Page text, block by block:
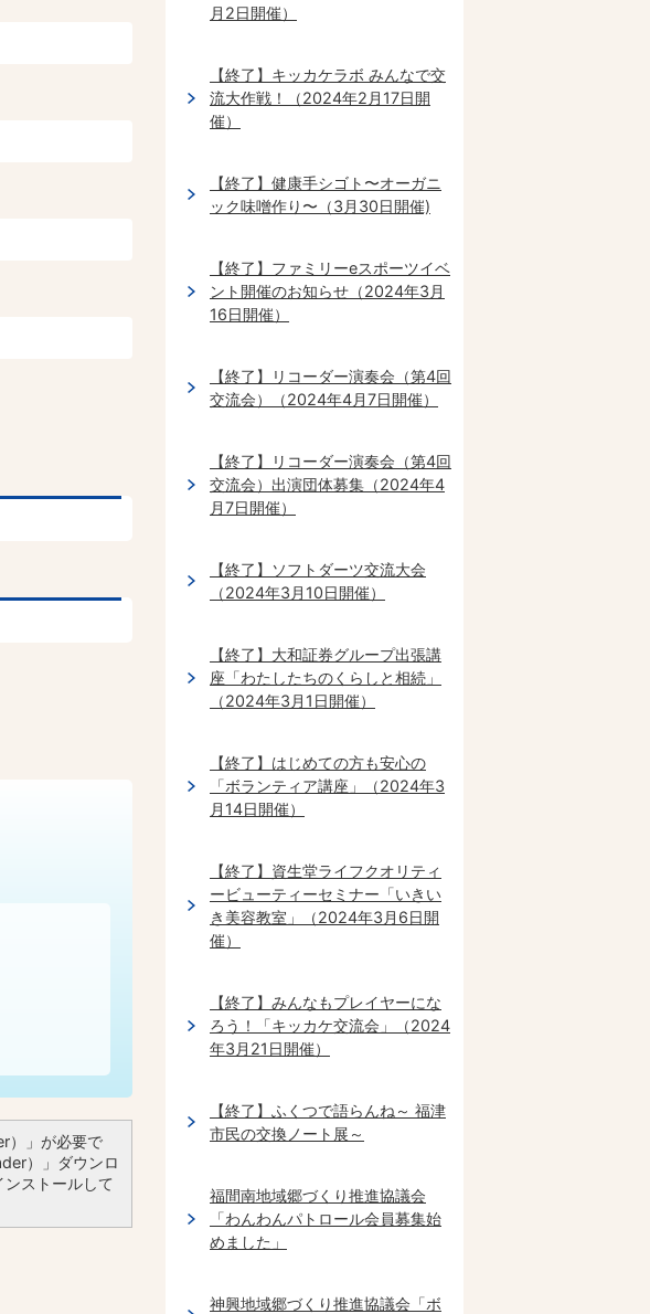
）」が必要で
）」ダウンロ
ストールして
月2日開催）
【終了】キッカケラボ みんなで交
流大作戦！（2024年2月17日開
催）
【終了】健康手シゴト〜オーガニ
ック味噌作り〜（3月30日開催)
【終了】ファミリーeスポーツイベ
ント開催のお知らせ（2024年3月
16日開催）
【終了】リコーダー演奏会（第4回
交流会）（2024年4月7日開催）
【終了】リコーダー演奏会（第4回
交流会）出演団体募集（2024年4
月7日開催）
【終了】ソフトダーツ交流大会
（2024年3月10日開催）
【終了】大和証券グループ出張講
座「わたしたちのくらしと相続」
（2024年3月1日開催）
【終了】はじめての方も安心の
「ボランティア講座」（2024年3
月14日開催）
【終了】資生堂ライフクオリティ
ービューティーセミナー「いきい
き美容教室」（2024年3月6日開
催）
【終了】みんなもプレイヤーにな
ろう！「キッカケ交流会」（2024
年3月21日開催）
【終了】ふくつで語らんね～ 福津
市民の交換ノート展～
福間南地域郷づくり推進協議会
「わんわんパトロール会員募集始
めました」
神興地域郷づくり推進協議会「ボ